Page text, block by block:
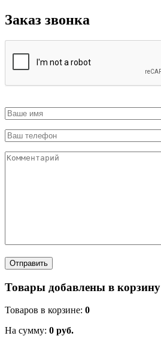
Заказ звонка
Товары добавлены в корзину
Товаров в корзине: 0
На сумму: 0 руб.